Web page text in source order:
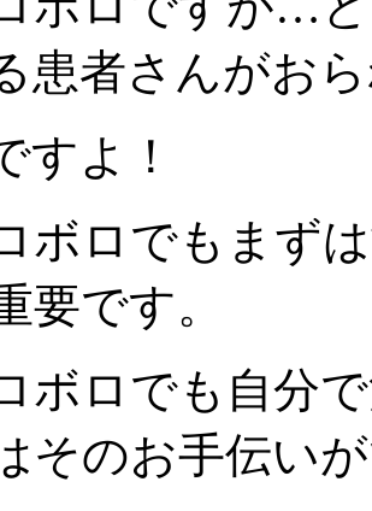
患者さんがお
すよ！
ボロでもまず
要です。
ボロでも自分
そのお手伝い